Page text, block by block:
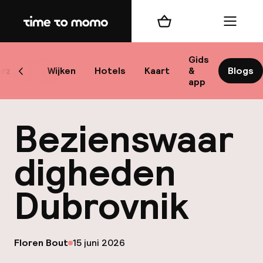
Home
Wijken Hotels Kaart
Gids
&
app
Blogs
Scroll naar links
Winkelmand Menu
Bezienswaar
digheden
Dubrovnik
Gepubliceerd door
Floren Bout op
15 juni 2026